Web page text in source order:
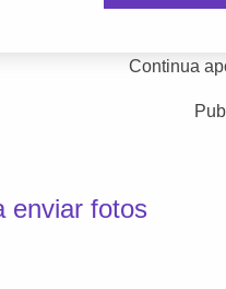
Continua
enviar fotos